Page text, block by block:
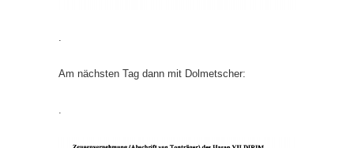
Am nächsten Tag dann mit Dolmetscher: